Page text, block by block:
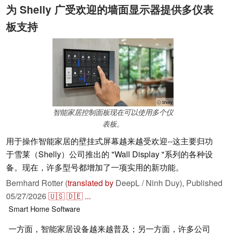
为 Shelly 广受欢迎的墙面显示器提供多仪表
板支持
ⓘ Shelly
智能家居控制面板现在可以使用多个仪
表板。
用于操作智能家居的壁挂式屏幕越来越受欢迎--这主要归功
于雪莱（Shelly）公司推出的 "Wall Display "系列的各种设
备。现在，许多型号都增加了一项实用的新功能。
Bernhard Rotter (translated by DeepL / Ninh Duy), Published
05/27/2026🇺🇸🇩🇪 ...
Smart HomeSoftware
一方面，智能家居设备越来越普及；另一方面，许多公司